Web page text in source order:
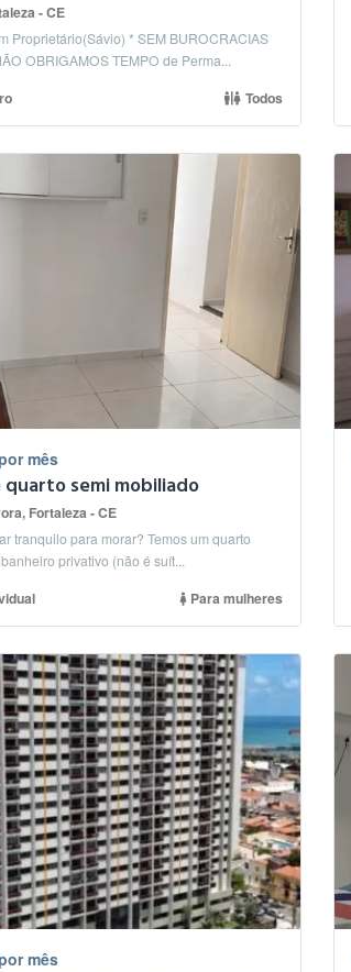
- CE
* SEM BUROCRACIAS
!!! * NÃO OBRIGAMOS TEMPO de Perma...
Todos
mês
semi mobiliado
Fortaleza - CE
tranquilo para morar? Temos um quarto
privativo (não é suít...
Para mulheres
mês